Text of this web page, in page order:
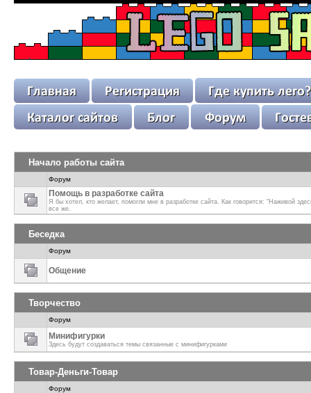
.
Начало работы сайта
Форум
Помощь в разработке сайта
Я бы хотел, кто желает, помогли мне в разработке сайта. Как говорится: "Наживой
все же.
Беседка
Форум
Общение
Творчество
Форум
Минифигурки
Здесь будут создаваться темы связанные с минифигурками
Товар-Деньги-Товар
Форум